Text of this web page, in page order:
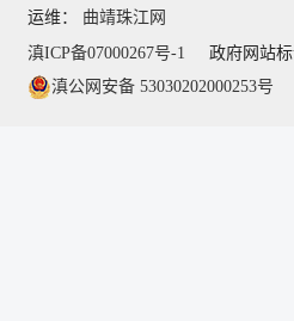
运维： 曲靖珠江网
滇ICP备07000267号-1
政府网站标
滇公网安备 53030202000253号